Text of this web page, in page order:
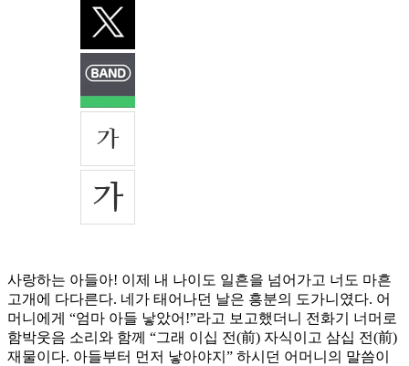
사랑하는 아들아! 이제 내 나이도 일흔을 넘어가고 너도 마흔
고개에 다다른다. 네가 태어나던 날은 흥분의 도가니였다. 어
머니에게 “엄마 아들 낳았어!”라고 보고했더니 전화기 너머로
함박웃음 소리와 함께 “그래 이십 전(前) 자식이고 삼십 전(前)
재물이다. 아들부터 먼저 낳아야지” 하시던 어머니의 말씀이